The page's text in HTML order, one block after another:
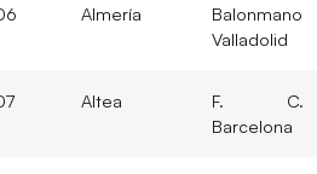
Almería
Balonmano
Valladolid
Altea
F. C.
Barcelona